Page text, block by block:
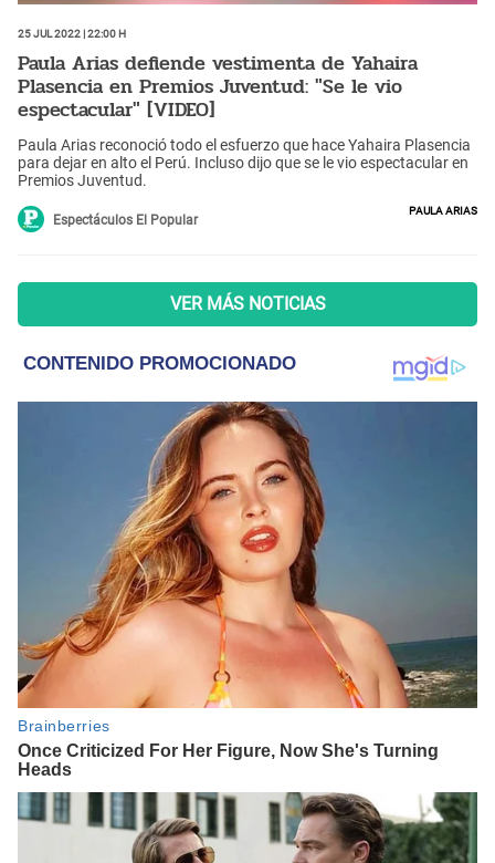
25 Jul 2022 | 22:00 h
Paula Arias defiende vestimenta de Yahaira
Plasencia en Premios Juventud: "Se le vio
espectacular" [VIDEO]
Paula Arias reconoció todo el esfuerzo que hace Yahaira Plasencia
para dejar en alto el Perú. Incluso dijo que se le vio espectacular en
Premios Juventud.
Espectáculos El Popular
Paula Arias
VER MÁS NOTICIAS